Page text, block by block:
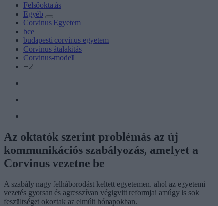
Felsőoktatás
Egyéb
Corvinus Egyetem
bce
budapesti corvinus egyetem
Corvinus átalakítás
Corvinus-modell
+2
Az oktatók szerint problémás az új
kommunikációs szabályozás, amelyet a
Corvinus vezetne be
A szabály nagy felháborodást keltett egyetemen, ahol az egyetemi
vezetés gyorsan és agresszívan végigvitt reformjai amúgy is sok
feszültséget okoztak az elmúlt hónapokban.